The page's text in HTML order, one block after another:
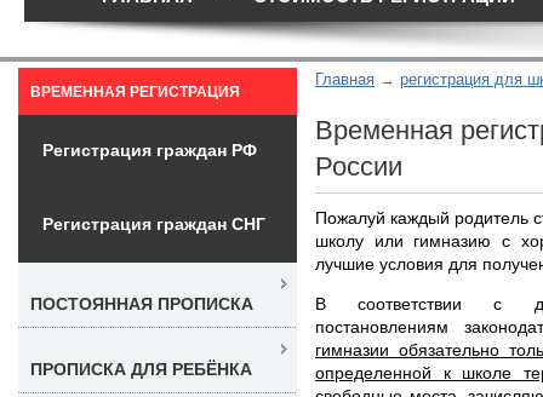
Главная регистрация для
Временная
России
Пожалуй каждый родитель
школу или гимназию с
лучшие условия для
В соответствии с
постановлениям
гимназии обязательно
определенной к школе
ВРЕМЕННАЯ РЕГИСТРАЦИЯ
Регистрация граждан РФ
Регистрация граждан СНГ
ПОСТОЯННАЯ ПРОПИСКА
ПРОПИСКА ДЛЯ РЕБЁНКА